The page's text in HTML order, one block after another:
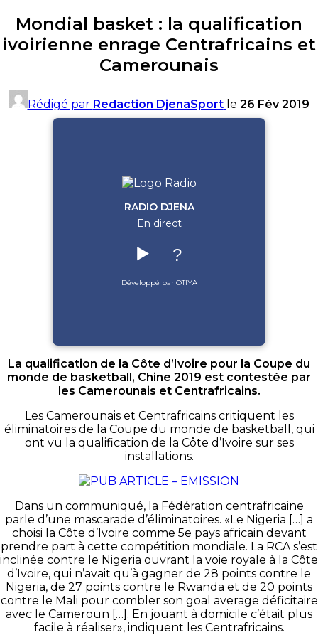
Mondial basket : la qualification
ivoirienne enrage Centrafricains et
Camerounais
Rédigé par Redaction DjenaSport le 26 Fév 2019
RADIO DJENA
En direct
▶️ ?
Développé par OTIYA
La qualification de la Côte d’Ivoire pour la Coupe du
monde de basketball, Chine 2019 est contestée par
les Camerounais et Centrafricains.
Les Camerounais et Centrafricains critiquent les
éliminatoires de la Coupe du monde de basketball, qui
ont vu la qualification de la Côte d’Ivoire sur ses
installations.
Dans un communiqué, la Fédération centrafricaine
parle d’une mascarade d’éliminatoires. «Le Nigeria […] a
choisi la Côte d’Ivoire comme 5e pays africain devant
prendre part à cette compétition mondiale. La RCA s’est
inclinée contre le Nigeria ouvrant la voie royale à la Côte
d’Ivoire, qui n’avait qu’à gagner de 28 points contre le
Nigeria, de 27 points contre le Rwanda et de 20 points
contre le Mali pour combler son goal average déficitaire
avec le Cameroun […]. En jouant à domicile c’était plus
facile à réaliser», indiquent les Centrafricains.